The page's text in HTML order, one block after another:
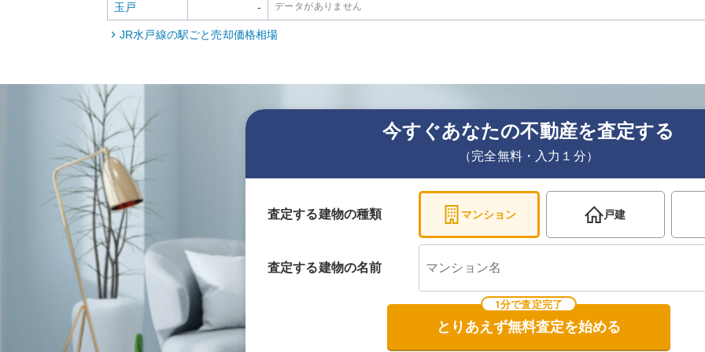
玉戸 - データがありません
JR水戸線の駅ごと売却価格相場
今すぐあなたの不動産を査定する
（完全無料・入力１分）
査定する建物の種類 マンション 戸建
査定する建物の名前
1分で査定完了
とりあえず無料査定を始める